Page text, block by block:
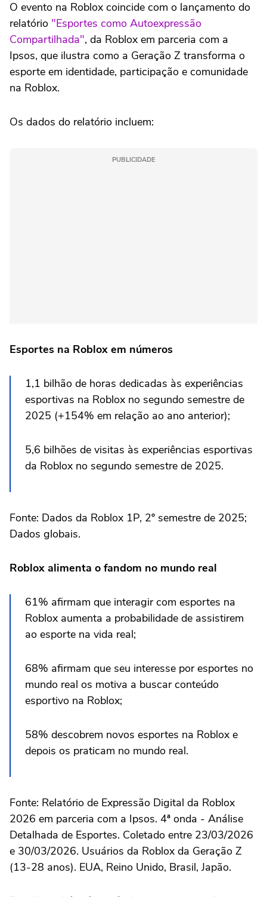
O evento na Roblox coincide com o lançamento do
relatório "Esportes como Autoexpressão
Compartilhada", da Roblox em parceria com a
Ipsos, que ilustra como a Geração Z transforma o
esporte em identidade, participação e comunidade
na Roblox.
Os dados do relatório incluem:
PUBLICIDADE
Esportes na Roblox em números
1,1 bilhão de horas dedicadas às experiências
esportivas na Roblox no segundo semestre de
2025 (+154% em relação ao ano anterior);
5,6 bilhões de visitas às experiências esportivas
da Roblox no segundo semestre de 2025.
Fonte: Dados da Roblox 1P, 2º semestre de 2025;
Dados globais.
Roblox alimenta o fandom no mundo real
61% afirmam que interagir com esportes na
Roblox aumenta a probabilidade de assistirem
ao esporte na vida real;
68% afirmam que seu interesse por esportes no
mundo real os motiva a buscar conteúdo
esportivo na Roblox;
58% descobrem novos esportes na Roblox e
depois os praticam no mundo real.
Fonte: Relatório de Expressão Digital da Roblox
2026 em parceria com a Ipsos. 4ª onda - Análise
Detalhada de Esportes. Coletado entre 23/03/2026
e 30/03/2026. Usuários da Roblox da Geração Z
(13-28 anos). EUA, Reino Unido, Brasil, Japão.